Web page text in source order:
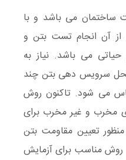
ساختمان می باشد و با
از آن انجام تست بتن و
می باشد. نیاز به
سرویس دهی بتن چند
می شود. تاکنون روش
و غیر مخرب برای
تعیین مقاومت بتن
روش مناسب برای آزمایش